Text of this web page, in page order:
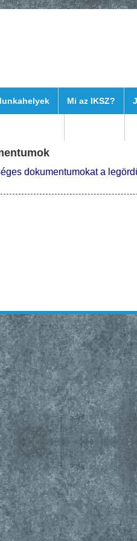
Mi az IKSZ?
dokumentumokat a